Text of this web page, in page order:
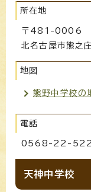
所在地
〒481-0006
北名古屋市熊之
地図
熊野中学校の
電話
0568-22-
天神中学校